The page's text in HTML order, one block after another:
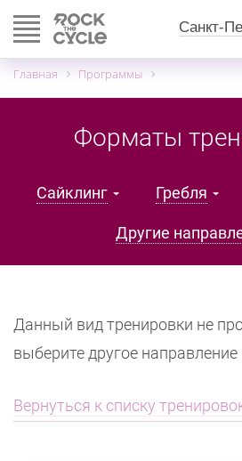
Санкт-
Toggle
navigation
Главная Программы
Форматы
Сайклинг Гребля
Другие
Данный вид тренировки не
выберите другое направление
Вернуться к списку